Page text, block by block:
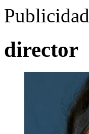
Publicidad
director